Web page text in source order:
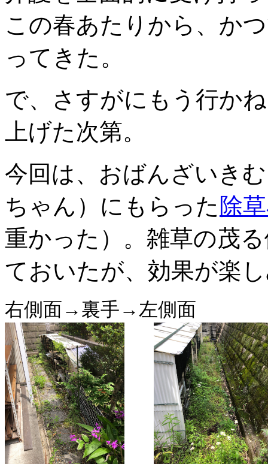
この春あたりから、か
ってきた。
で、さすがにもう行か
上げた次第。
今回は、おばんざいき
ちゃん）にもらった 除
重かった）。雑草の茂
ておいたが、効果が楽
右側面→裏手→左側面